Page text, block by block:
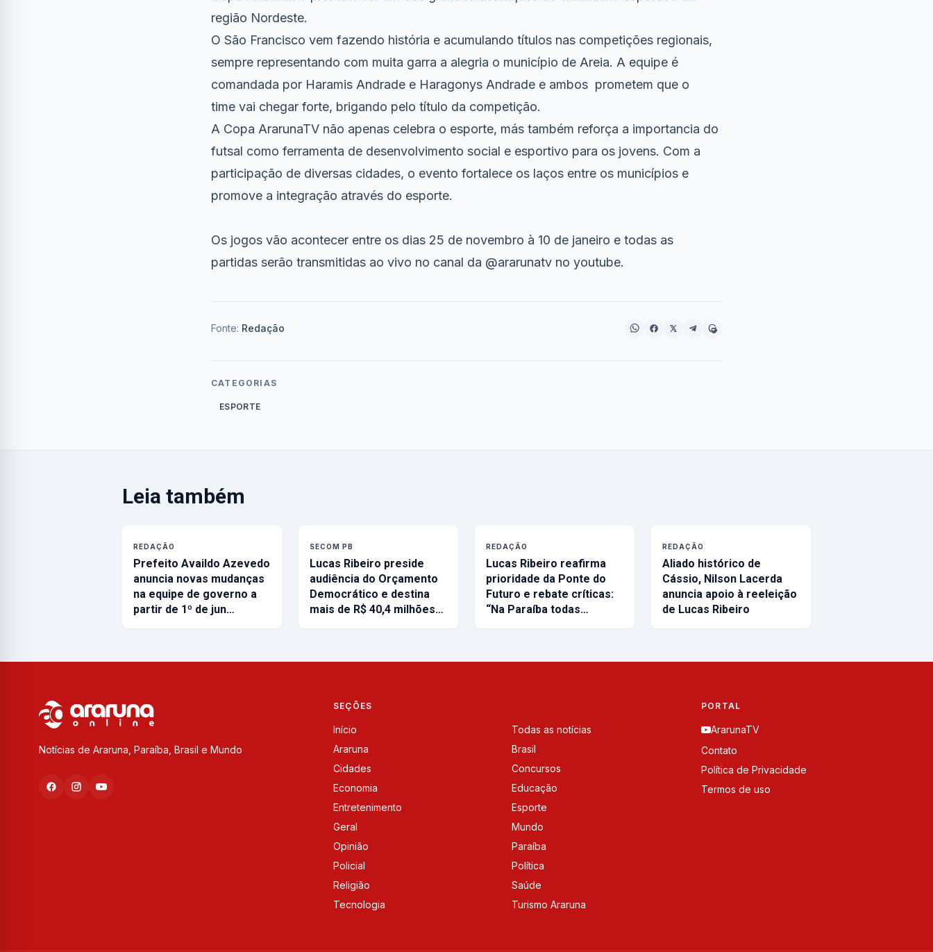
região Nordeste.
O São Francisco vem fazendo história e acumulando títulos nas competições regionais,
sempre representando com muita garra a alegria o município de Areia. A equipe é
comandada por Haramis Andrade e Haragonys Andrade e ambos prometem que o
time vai chegar forte, brigando pelo título da competição.
A Copa ArarunaTV não apenas celebra o esporte, más também reforça a importancia do
futsal como ferramenta de desenvolvimento social e esportivo para os jovens. Com a
participação de diversas cidades, o evento fortalece os laços entre os municípios e
promove a integração através do esporte.
Os jogos vão acontecer entre os dias 25 de novembro à 10 de janeiro e todas as
partidas serão transmitidas ao vivo no canal da @ararunatv no youtube.
Fonte: Redação
CATEGORIAS
ESPORTE
Leia também
REDAÇÃO
Prefeito Availdo Azevedo
anuncia novas mudanças
na equipe de governo a
partir de 1º de jun…
SECOM PB
Lucas Ribeiro preside
audiência do Orçamento
Democrático e destina
mais de R$ 40,4 milhões…
REDAÇÃO
Lucas Ribeiro reafirma
prioridade da Ponte do
Futuro e rebate críticas:
“Na Paraíba todas…
REDAÇÃO
Aliado histórico de
Cássio, Nilson Lacerda
anuncia apoio à reeleição
de Lucas Ribeiro
Notícias de Araruna, Paraíba, Brasil e Mundo
SEÇÕES
Início
Todas as notícias
Araruna
Brasil
Cidades
Concursos
Economia
Educação
Entretenimento
Esporte
Geral
Mundo
Opinião
Paraíba
Policial
Política
Religião
Saúde
Tecnologia
Turismo Araruna
PORTAL
ArarunaTV
Contato
Política de Privacidade
Termos de uso